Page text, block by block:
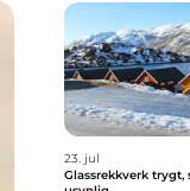
23. jul
Glassrekkverk trygt, stilrent og nesten